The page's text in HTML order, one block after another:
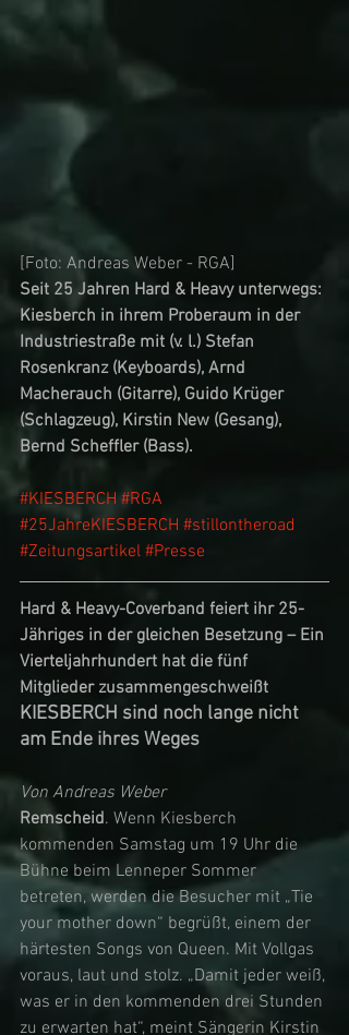
[Foto: Andreas Weber - RGA]
Seit 25 Jahren Hard & Heavy unterwegs:
Kiesberch in ihrem Proberaum in der
Industriestraße mit (v. l.) Stefan
Rosenkranz (Keyboards), Arnd
Macherauch (Gitarre), Guido Krüger
(Schlagzeug), Kirstin New (Gesang),
Bernd Scheffler (Bass).
#KIESBERCH #RGA
#25JahreKIESBERCH #stillontheroad
#Zeitungsartikel #Presse
Hard & Heavy-Coverband feiert ihr 25-
Jähriges in der gleichen Besetzung – Ein
Vierteljahrhundert hat die fünf
Mitglieder zusammengeschweißt
KIESBERCH sind noch lange nicht
am Ende ihres Weges
Von Andreas Weber
Remscheid. Wenn Kiesberch
kommenden Samstag um 19 Uhr die
Bühne beim Lenneper Sommer
betreten, werden die Besucher mit „Tie
your mother down“ begrüßt, einem der
härtesten Songs von Queen. Mit Vollgas
voraus, laut und stolz. „Damit jeder weiß,
was er in den kommenden drei Stunden
zu erwarten hat“, meint Sängerin Kirstin